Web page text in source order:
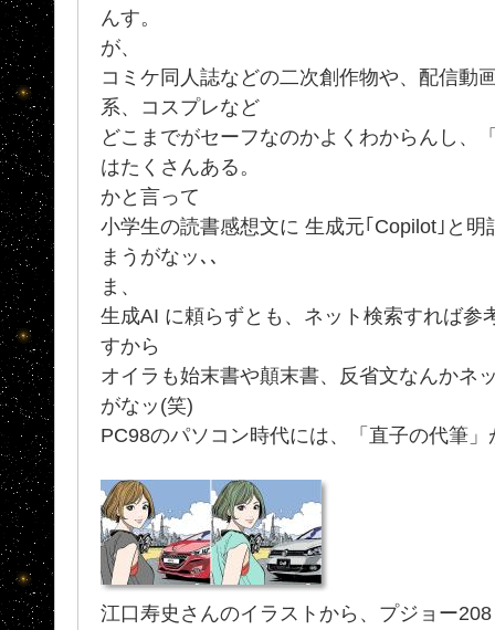
んす。
が、
コミケ同人誌などの二次創作物や、配信動
系、コスプレなど
どこまでがセーフなのかよくわからんし、
はたくさんある。
かと言って
小学生の読書感想文に 生成元｢Copilot｣と
まうがなッ､､
ま、
生成AI に頼らずとも、ネット検索すれば参
すから
オイラも始末書や顛末書、反省文なんかネ
がなッ(笑)
PC98のパソコン時代には、「直子の代筆」
江口寿史さんのイラストから、プジョー